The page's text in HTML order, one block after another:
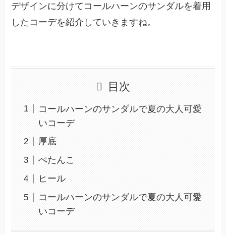
デザインに分けてコールハーンのサンダルを着用
したコーデを紹介していきますね。
目次
コールハーンのサンダルで夏の大人可愛
いコーデ
厚底
ぺたんこ
ヒール
コールハーンのサンダルで夏の大人可愛
いコーデ